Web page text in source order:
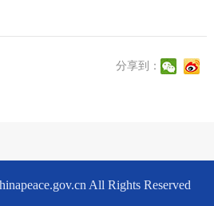
分享到：
All Rights Reserved